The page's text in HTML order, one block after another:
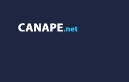
contenu